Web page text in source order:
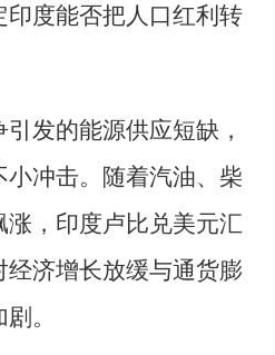
印度能否把人口红利转
发的能源供应短缺，
冲击。随着汽油、柴
，印度卢比兑美元汇
济增长放缓与通货膨
。